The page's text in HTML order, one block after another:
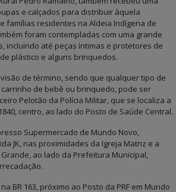
e calçados para distribuir àquela
famílias residentes na Aldeia Indígena de
foram contempladas com uma grande
incluindo até peças íntimas e protetores de
plástico e alguns brinquedos.
de término, sendo que qualquer tipo de
de bebê ou brinquedo, pode ser
Pelotão da Polícia Militar, que se localiza a
centro, ao lado do Posto de Saúde Central.
Supermercado de Mundo Novo,
JK, nas proximidades da Igreja Matriz e a
ao lado da Prefeitura Municipal,
BR 163, próximo ao Posto da PRF em Mundo